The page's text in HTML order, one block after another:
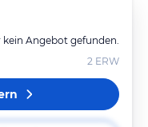
Angebot gefunden.
2 ERW